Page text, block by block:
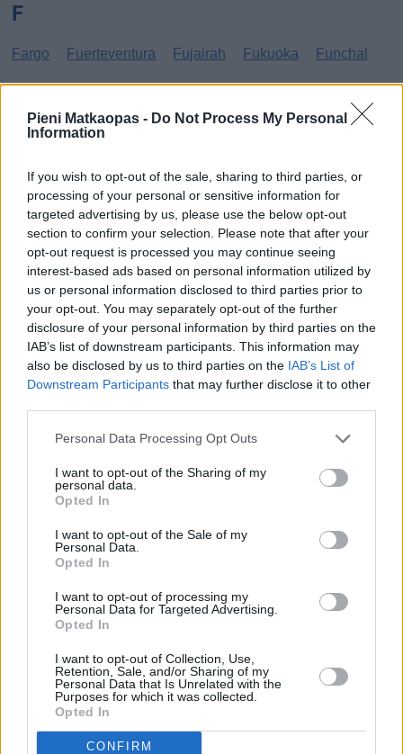
Pieni Matkaopas - Do Not Process My Personal
Information
If you wish to opt-out of the sale, sharing to third parties, or
processing of your personal or sensitive information for
targeted advertising by us, please use the below opt-out
section to confirm your selection. Please note that after your
opt-out request is processed you may continue seeing
interest-based ads based on personal information utilized by
us or personal information disclosed to third parties prior to
your opt-out. You may separately opt-out of the further
disclosure of your personal information by third parties on the
IAB’s list of downstream participants. This information may
also be disclosed by us to third parties on the IAB’s List of
Downstream Participants that may further disclose it to other
Personal Data Processing Opt Outs
I want to opt-out of the Sharing of my
personal data.
Opted In
I want to opt-out of the Sale of my
Personal Data.
Opted In
I want to opt-out of processing my
Personal Data for Targeted Advertising.
Opted In
I want to opt-out of Collection, Use,
Retention, Sale, and/or Sharing of my
Personal Data that Is Unrelated with the
Purposes for which it was collected.
Opted In
CONFIRM
F
Fargo Fuerteventura Fujairah Fukuoka Funchal
Gibraltar Gran Canaria
Haag Hammamet Hania Hannover
Hanoi
Helsingborg Helsinki
Ho Chi Minh City
Hong Kong
Honolulu Houston Hua Hin
Innsbruck Izmir
Jönköping
Lanzarote Larnaka Lefkas
Linköping
Los Angeles
Lund
Mangalia Marseille
Mexico City
Miami